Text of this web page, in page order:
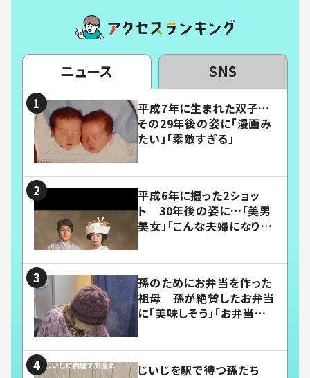
ニュース SNS
平成7年に生まれた双子…
その29年後の姿に「漫画み
たい」「素敵すぎる」
平成6年に撮った2ショッ
ト 30年後の姿に…「美男
美女」「こんな夫婦になりた
孫のためにお弁当を作った
祖母 孫が絶賛したお弁当
に「美味しそう」「お弁当すご
じいじを駅で待つ孫たち